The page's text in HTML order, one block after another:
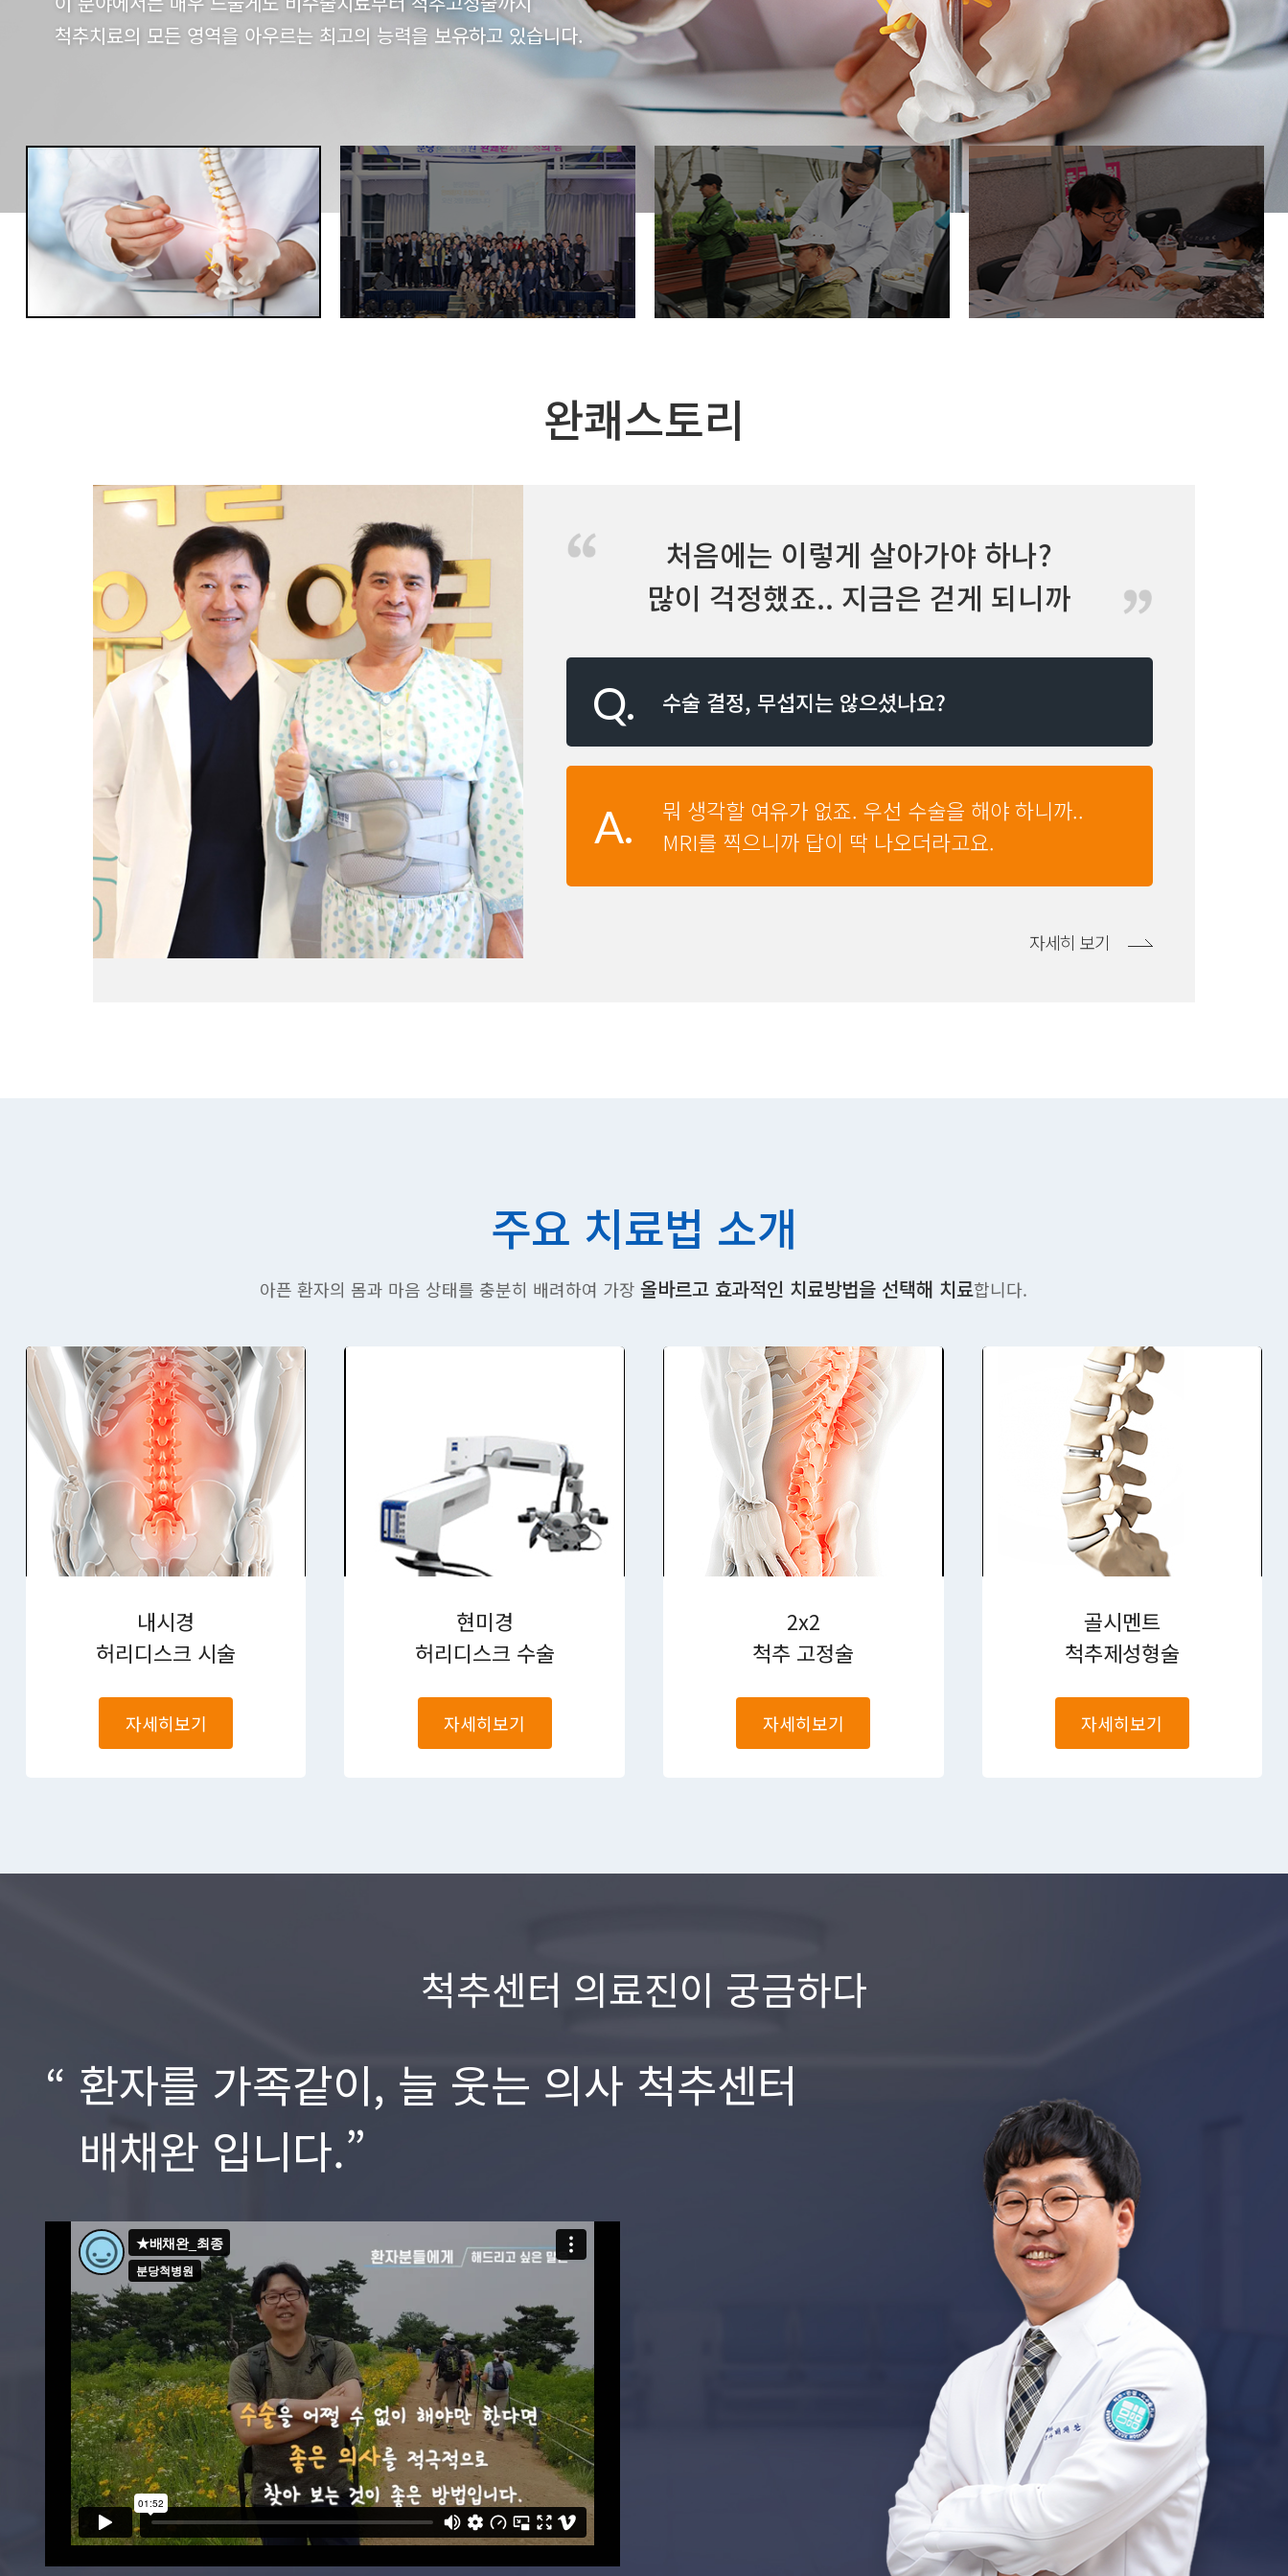
척추치료의 모든 영역을 아우르는 최고의 능력을 보유하고 있습니다.
완쾌스토리
처음에는 이렇게 살아가야 하나?
많이 걱정했죠.. 지금은 걷게 되니까
수술 결정, 무섭지는 않으셨나요?
뭐 생각할 여유가 없죠. 우선 수술을 해야 하니까..
MRI를 찍으니까 답이 딱 나오더라고요.
자세히 보기
주요 치료법 소개
아픈 환자의 몸과 마음 상태를 충분히 배려하여 가장올바르고 효과적인 치료방법을 선택해 치료합니다.
내시경
허리디스크 시술
자세히보기
현미경
허리디스크 수술
자세히보기
2x2
척추 고정술
자세히보기
골시멘트
척추제성형술
자세히보기
척추센터 의료진이 궁금하다
환자를 가족같이, 늘 웃는 의사 척추센터
배채완 입니다.